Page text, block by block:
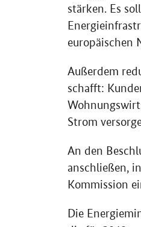
stärken. Es
europäischen
Außerdem
schafft:
Strom
An den
anschließen,
Kommission
Die